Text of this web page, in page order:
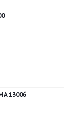
13006